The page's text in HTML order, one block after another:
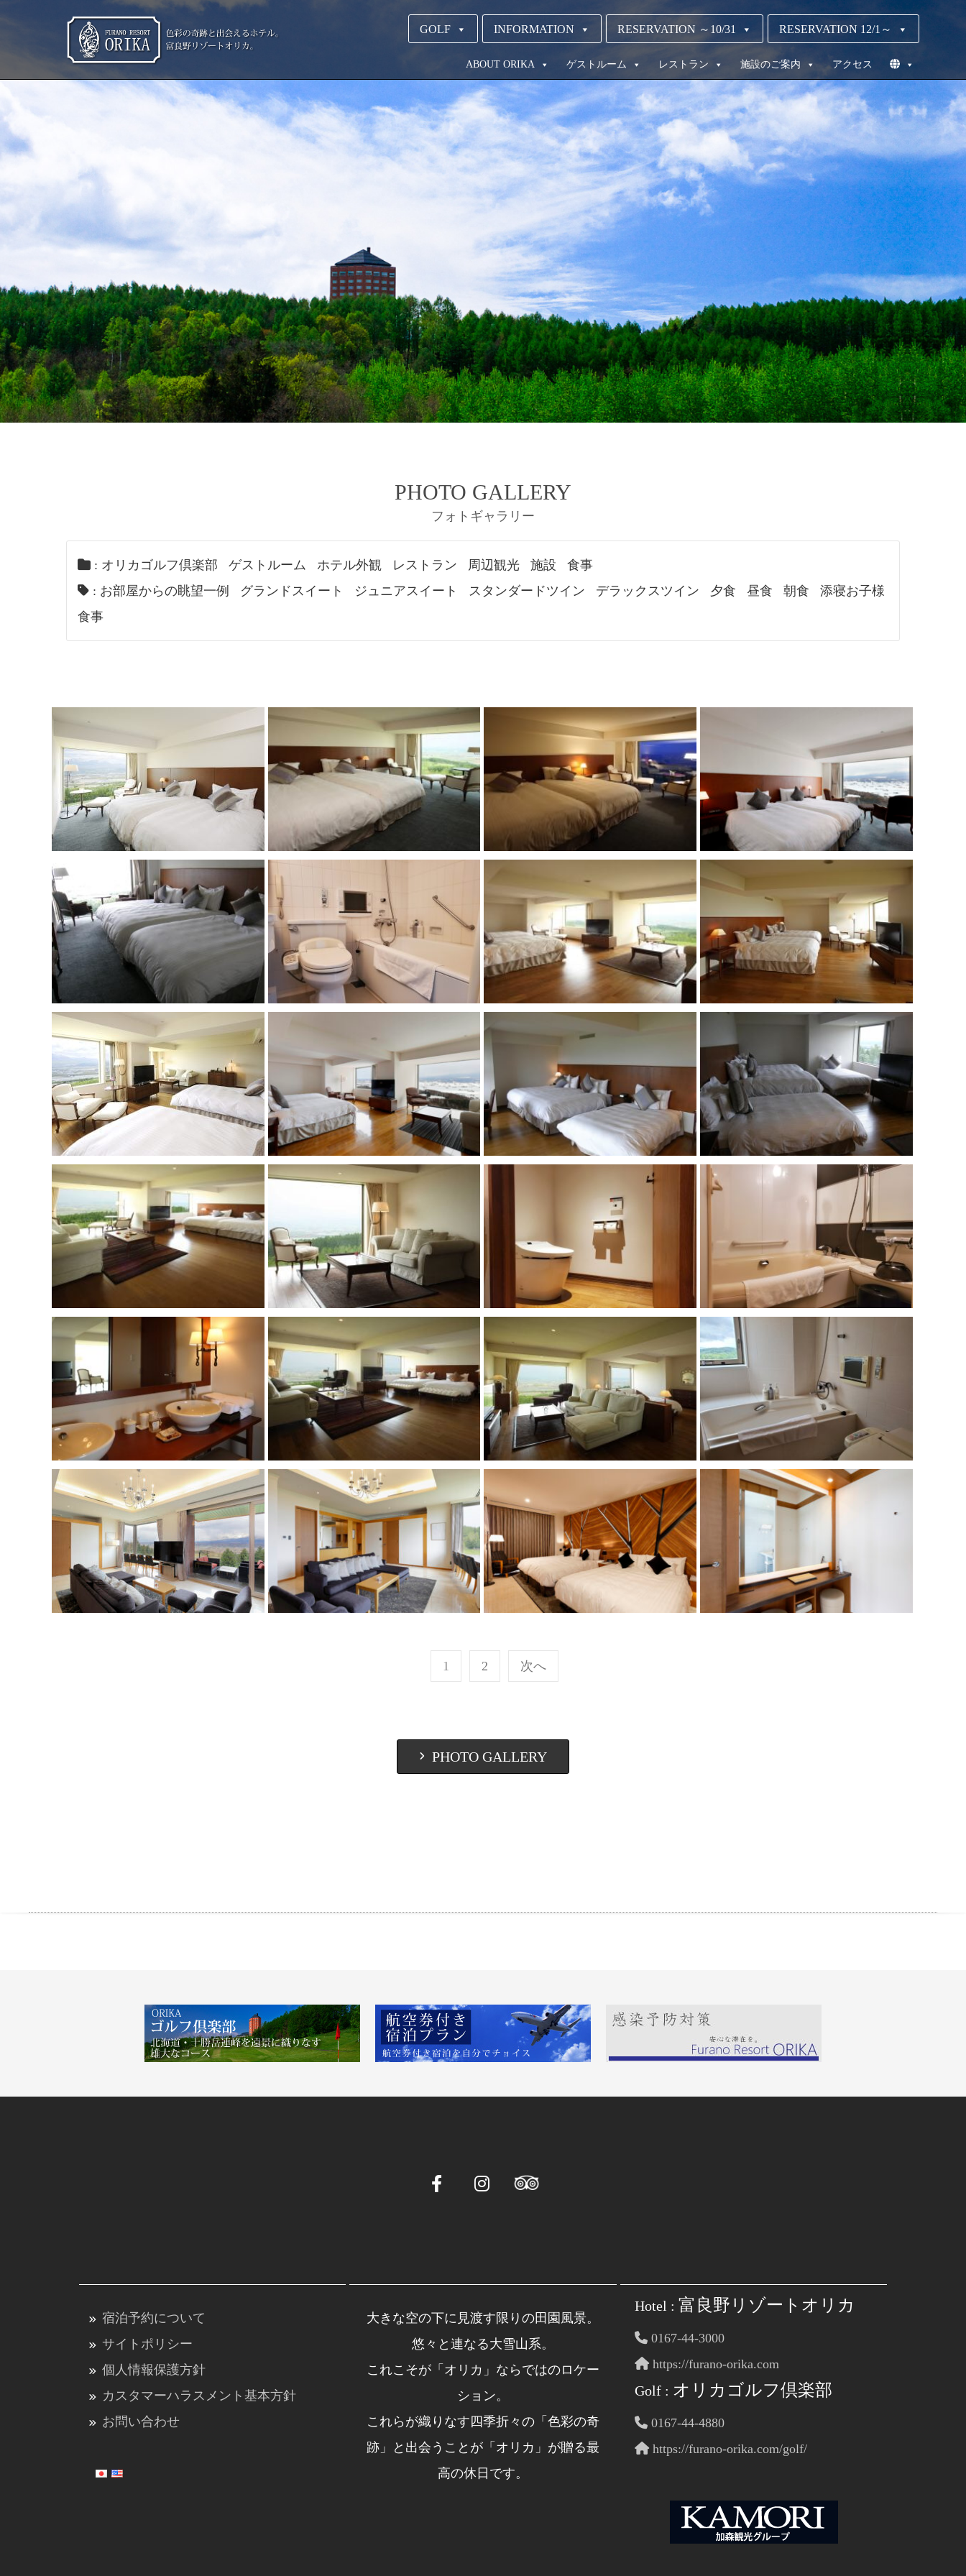
GOLF INFORMATION RESERVATION ～10/31 RESERVATION 12/1～
ABOUT ORIKA ゲストルーム レストラン 施設のご案内 アクセス
PHOTO GALLERY
フォトギャラリー
: オリカゴルフ倶楽部 ゲストルーム ホテル外観 レストラン 周辺観光 施設
食事
: お部屋からの眺望一例 グランドスイート ジュニアスイート スタンダードツイン デラックスツイン 夕食 昼食 朝食
添寝お子様
食事
り
1 2 次へ
PHOTO GALLERY
宿泊予約について
サイトポリシー
個人情報保護方針
カスタマーハラスメント基本方針
お問い合わせ
大きな空の下に見渡す限りの田園風景。
悠々と連なる大雪山系。
これこそが「オリカ」ならではのロケー
ション。
これらが織りなす四季折々の「色彩の奇
跡」と出会うことが「オリカ」が贈る最
高の休日です。
Hotel : 富良野リゾートオリカ
0167-44-3000
https://furano-orika.com
Golf : オリカゴルフ倶楽部
0167-44-4880
https://furano-orika.com/golf/